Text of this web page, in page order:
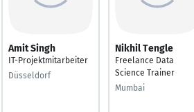
Amit Singh
IT-Projektmitarbeiter
Düsseldorf
Nikhil Tengle
Freelance Data
Science Trainer
Mumbai